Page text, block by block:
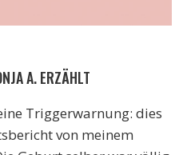
A. ERZÄHLT
Triggerwarnung: dies
von meinem